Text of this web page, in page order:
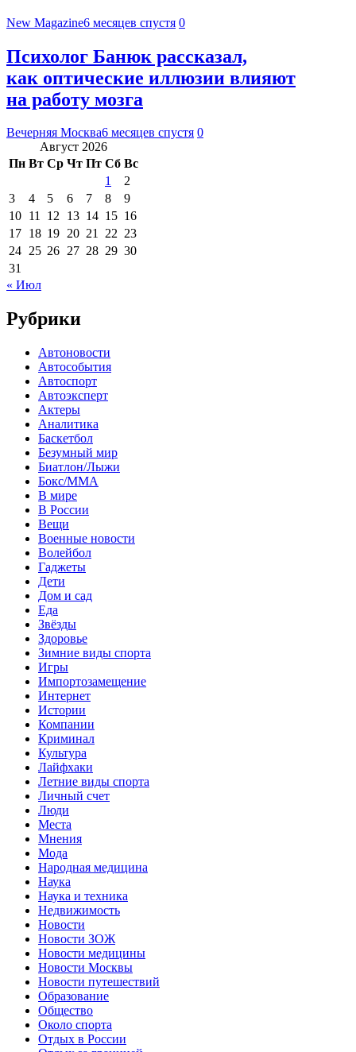
New Magazine6 месяцев спустя 0
Психолог Банюк рассказал,
как оптические иллюзии влияют
на работу мозга
Вечерняя Москва6 месяцев спустя 0
Август 2026
Пн Вт Ср Чт Пт Сб Вс
1
2
3
4 5 6 7 8
9
10 11 12 13 14 15 16
17 18 19 20 21 22 23
24 25 26 27 28 29 30
31
« Июл
Рубрики
Автоновости
Автособытия
Автоспорт
Автоэксперт
Актеры
Аналитика
Баскетбол
Безумный мир
Биатлон/Лыжи
Бокс/MMA
В мире
В России
Вещи
Военные новости
Волейбол
Гаджеты
Дети
Дом и сад
Еда
Звёзды
Здоровье
Зимние виды спорта
Игры
Импортозамещение
Интернет
Истории
Компании
Криминал
Культура
Лайфхаки
Летние виды спорта
Личный счет
Люди
Места
Мнения
Мода
Народная медицина
Наука
Наука и техника
Недвижимость
Новости
Новости ЗОЖ
Новости медицины
Новости Москвы
Новости путешествий
Образование
Общество
Около спорта
Отдых в России